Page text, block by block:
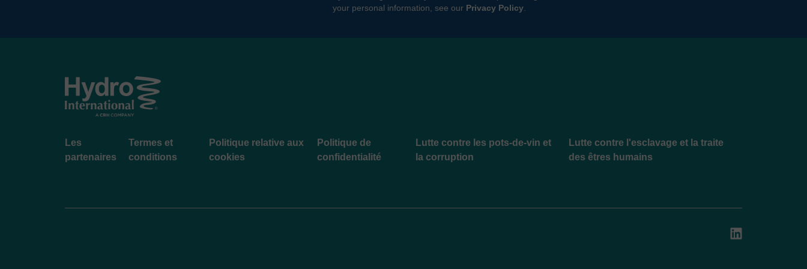
your personal information, see our Privacy Policy
Footer
menu
Les
partenaires
Termes et
conditions
Politique relative aux
cookies
Politique de
confidentialité
Lutte contre les pots-de-vin et
la corruption
Lutte contre l'esclavage et la traite
des êtres humains